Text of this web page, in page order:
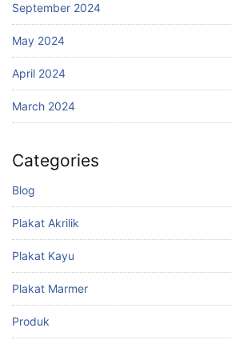
September 2024
May 2024
April 2024
March 2024
Categories
Blog
Plakat Akrilik
Plakat Kayu
Plakat Marmer
Produk